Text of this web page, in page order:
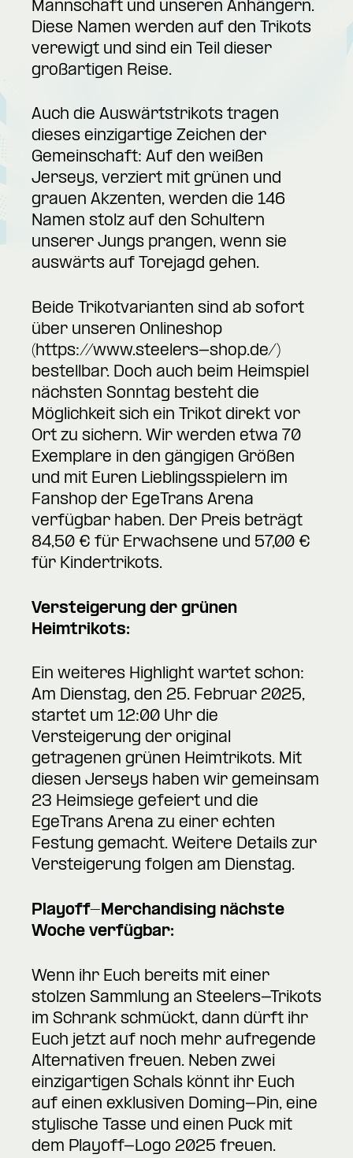
Mannschaft und unseren Anhängern.
Diese Namen werden auf den Trikots
verewigt und sind ein Teil dieser
großartigen Reise.
Auch die Auswärtstrikots tragen
dieses einzigartige Zeichen der
Gemeinschaft: Auf den weißen
Jerseys, verziert mit grünen und
grauen Akzenten, werden die 146
Namen stolz auf den Schultern
unserer Jungs prangen, wenn sie
auswärts auf Torejagd gehen.
Beide Trikotvarianten sind ab sofort
über unseren Onlineshop
(https://www.steelers-shop.de/)
bestellbar. Doch auch beim Heimspiel
nächsten Sonntag besteht die
Möglichkeit sich ein Trikot direkt vor
Ort zu sichern. Wir werden etwa 70
Exemplare in den gängigen Größen
und mit Euren Lieblingsspielern im
Fanshop der EgeTrans Arena
verfügbar haben. Der Preis beträgt
84,50 € für Erwachsene und 57,00 €
für Kindertrikots.
Versteigerung der grünen
Heimtrikots:
Ein weiteres Highlight wartet schon:
Am Dienstag, den 25. Februar 2025,
startet um 12:00 Uhr die
Versteigerung der original
getragenen grünen Heimtrikots. Mit
diesen Jerseys haben wir gemeinsam
23 Heimsiege gefeiert und die
EgeTrans Arena zu einer echten
Festung gemacht. Weitere Details zur
Versteigerung folgen am Dienstag.
Playoff-Merchandising nächste
Woche verfügbar:
Wenn ihr Euch bereits mit einer
stolzen Sammlung an Steelers-Trikots
im Schrank schmückt, dann dürft ihr
Euch jetzt auf noch mehr aufregende
Alternativen freuen. Neben zwei
einzigartigen Schals könnt ihr Euch
auf einen exklusiven Doming-Pin, eine
stylische Tasse und einen Puck mit
dem Playoff-Logo 2025 freuen.